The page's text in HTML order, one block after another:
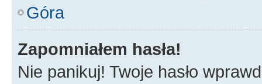
Góra
Zapomniałem hasła!
Nie panikuj! Twoje hasło